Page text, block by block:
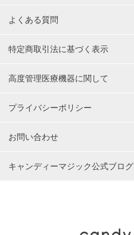
よくある質問
特定商取引法に基づく表示
高度管理医療機器に関して
プライバシーポリシー
お問い合わせ
キャンディーマジック公式ブログ